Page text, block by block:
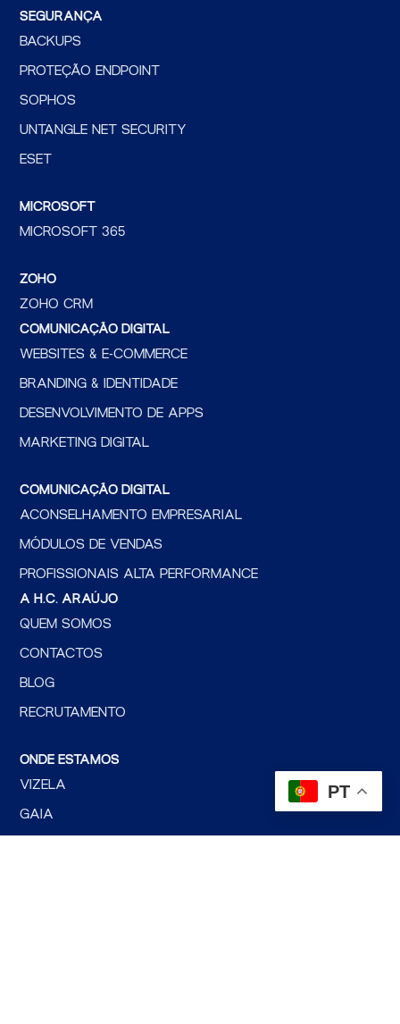
SEGURANÇA
BACKUPS
PROTEÇÃO ENDPOINT
SOPHOS
UNTANGLE NET SECURITY
ESET
MICROSOFT
MICROSOFT 365
ZOHO
ZOHO CRM
COMUNICAÇÃO DIGITAL
WEBSITES & E-COMMERCE
BRANDING & IDENTIDADE
DESENVOLVIMENTO DE APPS
MARKETING DIGITAL
COMUNICAÇÃO DIGITAL
ACONSELHAMENTO EMPRESARIAL
MÓDULOS DE VENDAS
PROFISSIONAIS ALTA PERFORMANCE
A H.C. ARAÚJO
QUEM SOMOS
CONTACTOS
BLOG
RECRUTAMENTO
ONDE ESTAMOS
VIZELA
GAIA
PT